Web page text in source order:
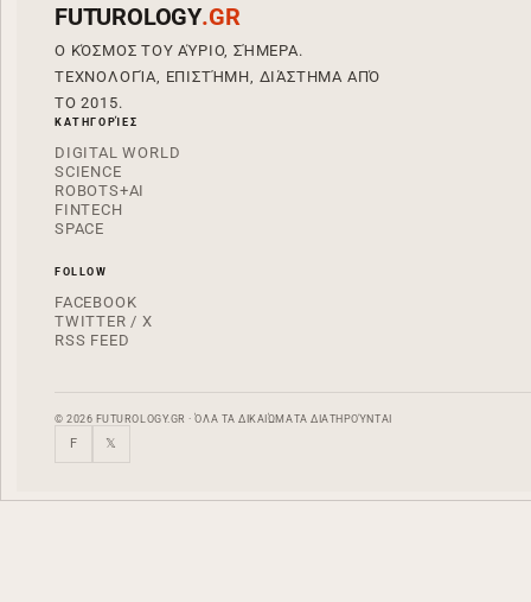
FUTUROLOGY.GR
Ο ΚΌΣΜΟΣ ΤΟΥ ΑΎΡΙΟ, ΣΉΜΕΡΑ.
ΤΕΧΝΟΛΟΓΊΑ, ΕΠΙΣΤΉΜΗ, ΔΙΆΣΤΗΜΑ ΑΠΌ
ΤΟ 2015.
ΚΑΤΗΓΟΡΊΕΣ
DIGITAL WORLD
SCIENCE
ROBOTS+AI
FINTECH
SPACE
FOLLOW
FACEBOOK
TWITTER / X
RSS FEED
© 2026 FUTUROLOGY.GR · ΌΛΑ ΤΑ ΔΙΚΑΙΏΜΑΤΑ ΔΙΑΤΗΡΟΎΝΤΑΙ
F 𝕏